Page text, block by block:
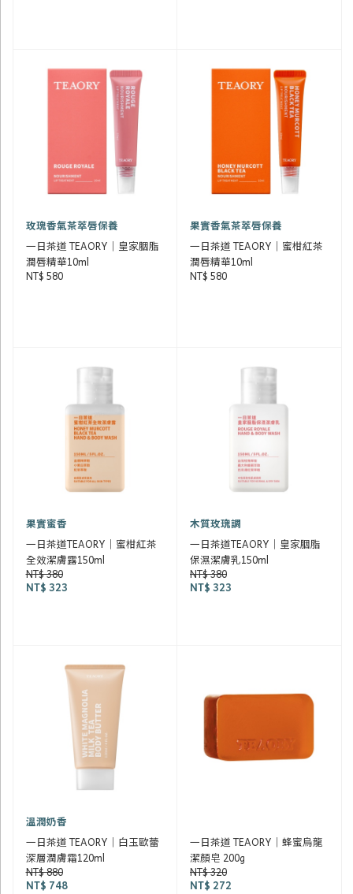
玫瑰香氣茶萃唇保養
一日茶道 TEAORY｜皇家胭脂
潤唇精華10ml
NT$ 580
果實香氣茶萃唇保養
一日茶道 TEAORY｜蜜柑紅茶
潤唇精華10ml
NT$ 580
果實蜜香
一日茶道TEAORY｜蜜柑紅茶
全效潔膚露150ml
NT$ 380
NT$ 323
木質玫瑰調
一日茶道TEAORY｜皇家胭脂
保濕潔膚乳150ml
NT$ 380
NT$ 323
溫潤奶香
一日茶道 TEAORY｜白玉歐蕾
深層潤膚霜120ml
NT$ 880
NT$ 748
一日茶道 TEAORY｜蜂蜜烏龍
潔顏皂 200g
NT$ 320
NT$ 272